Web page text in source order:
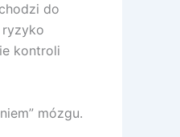
do
kontroli
mózgu.